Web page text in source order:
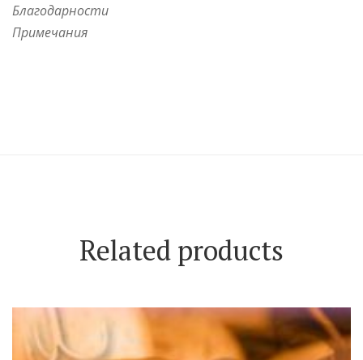
Благодарности
Примечания
Related products